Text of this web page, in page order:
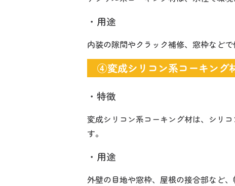
・用途
内装の隙間やクラック補修、窓枠などで
④変成シリコン系コーキング
・特徴
変成シリコン系コーキング材は、シリ
す。
・用途
外壁の目地や窓枠、屋根の接合部など、